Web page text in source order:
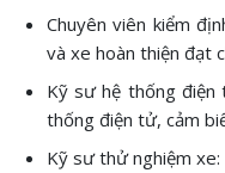
Chuyên viên kiểm
và xe hoàn thiện đạt
Kỹ sư hệ thống
thống điện tử, cảm
Kỹ sư thử nghiệm